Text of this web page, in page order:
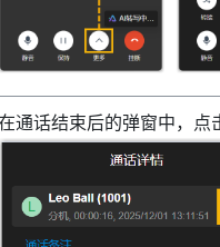
通话结束后的弹窗中，点